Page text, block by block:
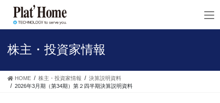
株主・投資家情報
HOME 株主・投資家情報
決算説明資料
2026年3月期（第34期）第２四半期決算説明資料